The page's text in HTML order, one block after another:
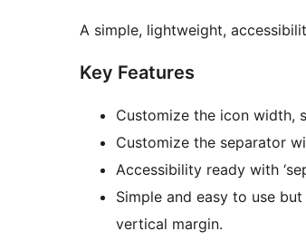
A simple, lightweight,
Key Features
Customize the icon width,
Customize the separator
Accessibility ready with
Simple and easy to use
vertical margin.